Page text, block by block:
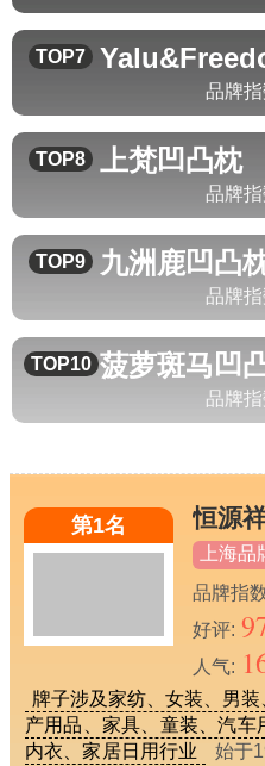
TOP7
品牌指
TOP8 上梵凹凸枕
品牌指
TOP9 九洲鹿凹凸
品牌指
TOP10 菠萝斑马 凹
品牌指
第1名 恒源
上海品
品牌指
好评:
人气:
牌子涉及家纺、女装、男
产用品、家具、童装、汽车
内衣、家居日用行业
始于